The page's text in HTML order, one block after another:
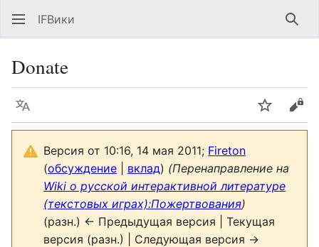
IFВики
Donate
Язык Следить
Версия от 10:16, 14 мая 2011; Fireton
(обсуждение вклад) (Перенаправление на
Wiki о русской интерактивной литературе
(текстовых играх):Пожертвования)
(разн.) ← Предыдущая версия | Текущая
версия (разн.) | Следующая версия →